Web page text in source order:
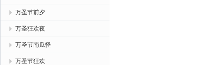
万圣节前夕
万圣狂欢夜
万圣节南瓜怪
万圣节狂欢